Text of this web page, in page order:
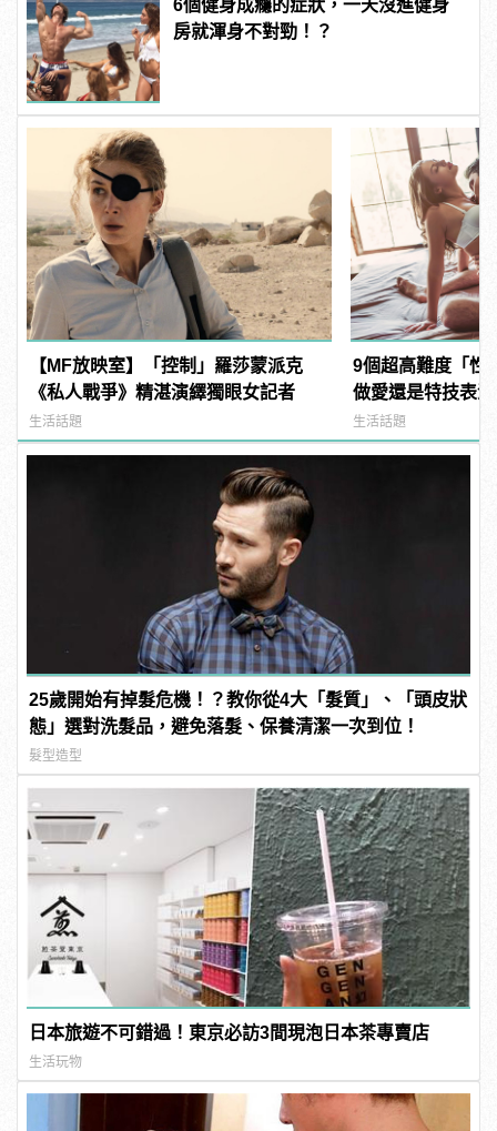
6個健身成癮的症狀，一天沒進健身
房就渾身不對勁！？
【MF放映室】「控制」羅莎蒙派克
《私人戰爭》精湛演繹獨眼女記者
生活話題
9個超高難度「性
做愛還是特技表
樣變型男
生活話題
25歲開始有掉髮危機！？教你從4大「髮質」、「頭皮狀
態」選對洗髮品，避免落髮、保養清潔一次到位！
髮型造型
日本旅遊不可錯過！東京必訪3間現泡日本茶專賣店
生活玩物